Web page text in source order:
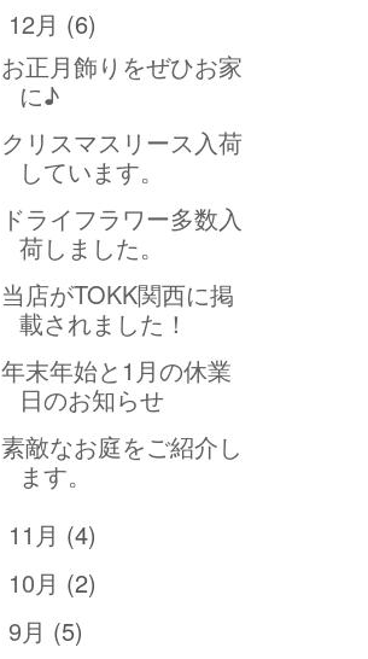
12月 (6)
お正月飾りをぜひお家
に♪
クリスマスリース入荷
しています。
ドライフラワー多数入
荷しました。
当店がTOKK関西に掲
載されました！
年末年始と1月の休業
日のお知らせ
素敵なお庭をご紹介し
ます。
11月 (4)
10月 (2)
9月 (5)